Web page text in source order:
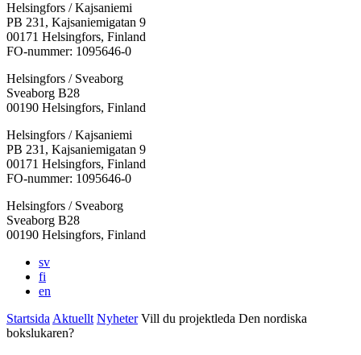
Helsingfors / Kajsaniemi
PB 231, Kajsaniemigatan 9
00171 Helsingfors, Finland
FO-nummer: 1095646-0
Helsingfors / Sveaborg
Sveaborg B28
00190 Helsingfors, Finland
Facebook:
Öppnas
i
en
flik
Instagram:
Öppnas
i
en
flik
TikTok:
Öppnas
i
en
flik
Youtube:
Öppnas
i
en
flik
Vimeo:
Öppnas
i
en
flik
Helsingfors / Kajsaniemi
PB 231, Kajsaniemigatan 9
00171 Helsingfors, Finland
FO-nummer: 1095646-0
Helsingfors / Sveaborg
Sveaborg B28
00190 Helsingfors, Finland
sv
fi
en
Startsida Aktuellt Nyheter Vill du projektleda Den nordiska
bokslukaren?